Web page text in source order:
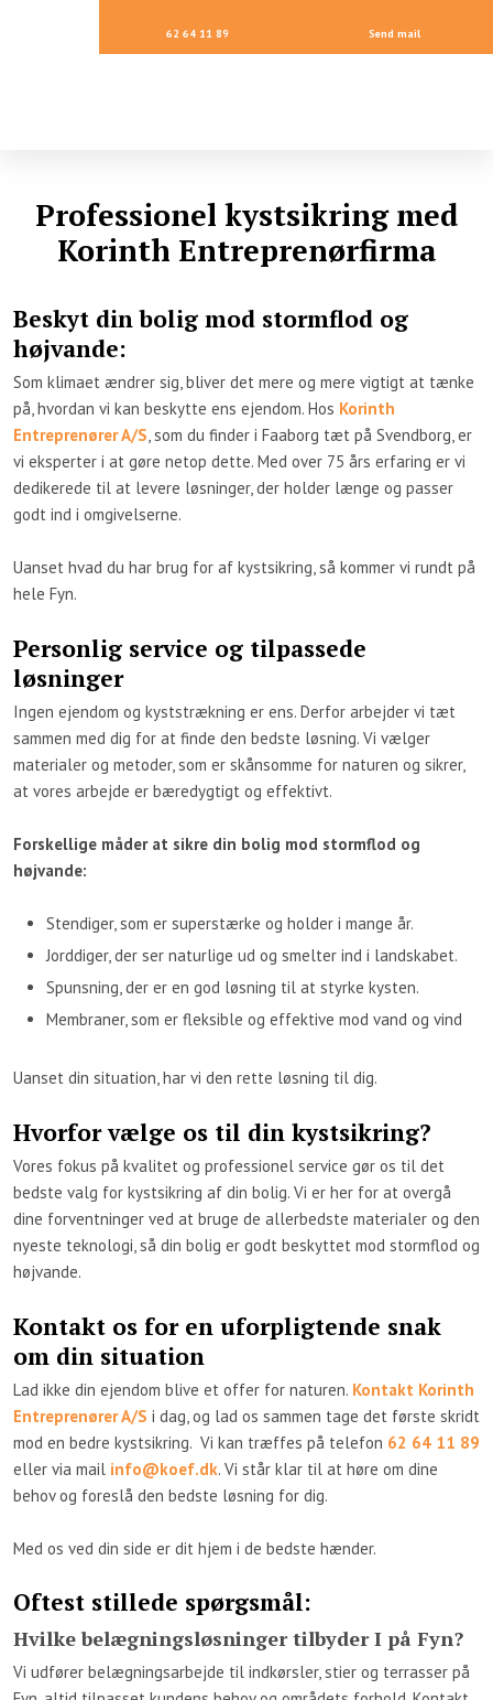
62 64 11 89 Send mail
Professionel kystsikring med
Korinth Entreprenørfirma
Beskyt din bolig mod stormflod og
højvande:
Som klimaet ændrer sig, bliver det mere og mere vigtigt at tænke
på, hvordan vi kan beskytte ens ejendom. Hos Korinth
Entreprenører A/S, som du finder i Faaborg tæt på Svendborg, er
vi eksperter i at gøre netop dette. Med over 75 års erfaring er vi
dedikerede til at levere løsninger, der holder længe og passer
godt ind i omgivelserne.
Uanset hvad du har brug for af kystsikring, så kommer vi rundt på
hele Fyn.
Personlig service og tilpassede
løsninger
Ingen ejendom og kyststrækning er ens. Derfor arbejder vi tæt
sammen med dig for at finde den bedste løsning. Vi vælger
materialer og metoder, som er skånsomme for naturen og sikrer,
at vores arbejde er bæredygtigt og effektivt.
Forskellige måder at sikre din bolig mod stormflod og
højvande:
Stendiger, som er superstærke og holder i mange år.
​Jorddiger, der ser naturlige ud og smelter ind i landskabet.
Spunsning, der er en god løsning til at styrke kysten.
Membraner, som er fleksible og effektive mod vand og vind
Uanset din situation, har vi den rette løsning til dig.
Hvorfor vælge os til din kystsikring?
Vores fokus på kvalitet og professionel service gør os til det
bedste valg for kystsikring af din bolig. Vi er her for at overgå
dine forventninger ved at bruge de allerbedste materialer og den
nyeste teknologi, så din bolig er godt beskyttet mod stormflod og
højvande.​
Kontakt os for en uforpligtende snak
om din situation
Lad ikke din ejendom blive et offer for naturen. Kontakt Kor​inth
Entreprenører A/S i dag, og lad os sammen tage det første skridt
mod en bedre kystsikring. Vi kan træffes på telefon 62 64 11 89
eller via mail info@koef.dk. Vi står klar til at høre om dine
behov og foreslå den bedste løsning for dig.
Med os ved din side er dit hjem i de bedste hænder.
Oftest stillede spørgsmål:
Hvilke belægningsløsninger tilbyder I på Fyn?
Vi udfører belægningsarbejde til indkørsler, stier og terrasser på